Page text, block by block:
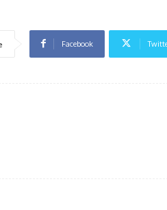
Facebook